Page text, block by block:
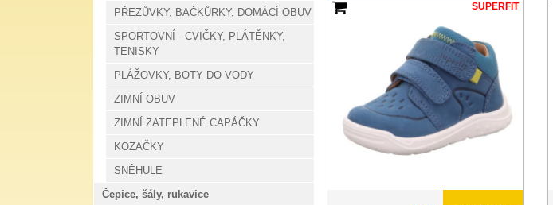
SUPERFIT
PŘEZŮVKY, BAČKŮRKY, DOMÁCÍ OBUV
SPORTOVNÍ - CVIČKY, PLÁTĚNKY,
TENISKY
PLÁŽOVKY, BOTY DO VODY
ZIMNÍ OBUV
ZIMNÍ ZATEPLENÉ CAPÁČKY
KOZAČKY
SNĚHULE
Čepice, šály, rukavice